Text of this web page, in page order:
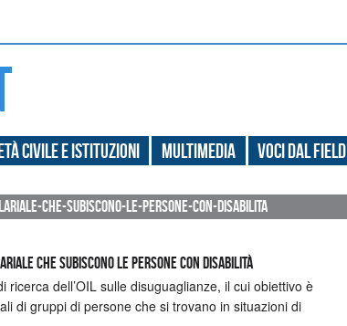
civile e Istituzioni Multimedia Voci dal field
che-subiscono-le-persone-con-disabilita
che subiscono le persone con disabilità
dell’OIL sulle disuguaglianze, il cui obiettivo è
di gruppi di persone che si trovano in situazioni di